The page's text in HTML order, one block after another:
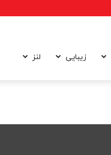
زیبایی لنز